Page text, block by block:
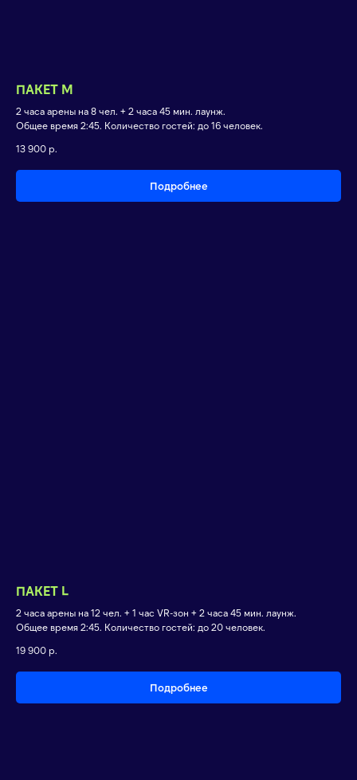
ПАКЕТ M
2 часа арены на 8 чел. + 2 часа 45 мин. лаунж.
Общее время 2:45. Количество гостей: до 16 человек.
13 900 р.
Подробнее
ПАКЕТ L
2 часа арены на 12 чел. + 1 час VR-зон + 2 часа 45 мин. лаунж.
Общее время 2:45. Количество гостей: до 20 человек.
19 900 р.
Подробнее